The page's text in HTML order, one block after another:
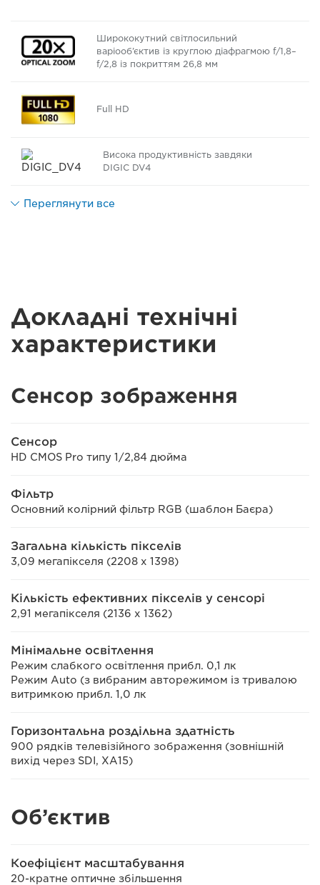
Ширококутний світлосильний
варіооб’єктив із круглою діафрагмою f/1,8–
f/2,8 із покриттям 26,8 мм
Full HD
Висока продуктивність завдяки
DIGIC DV4
Переглянути все
Докладні технічні
характеристики
Сенсор зображення
Сенсор
HD CMOS Pro типу 1/2,84 дюйма
Фільтр
Основний колірний фільтр RGB (шаблон Баєра)
Загальна кількість пікселів
3,09 мегапікселя (2208 x 1398)
Кількість ефективних пікселів у сенсорі
2,91 мегапікселя (2136 x 1362)
Мінімальне освітлення
Режим слабкого освітлення прибл. 0,1 лк
Режим Auto (з вибраним авторежимом із тривалою
витримкою прибл. 1,0 лк
Горизонтальна роздільна здатність
900 рядків телевізійного зображення (зовнішній
вихід через SDI, XA15)
Об’єктив
Коефіцієнт масштабування
20-кратне оптичне збільшення